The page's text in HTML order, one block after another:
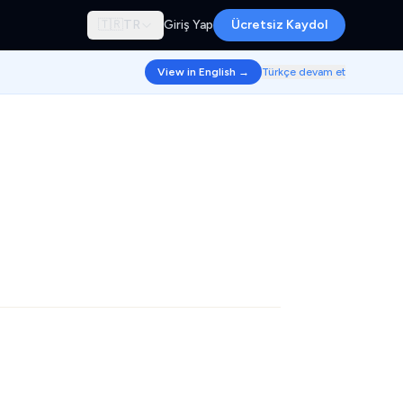
🇹🇷 TR Giriş Yap Ücretsiz Kaydol
View in English → Türkçe devam et